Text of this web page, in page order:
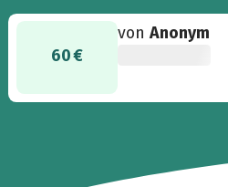
60 €
vonAnonym